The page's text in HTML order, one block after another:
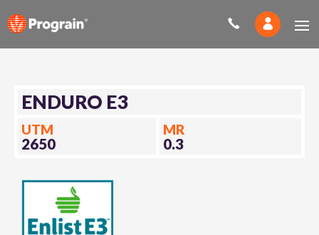
ENDURO E3
UTM
2650
MR
0.3